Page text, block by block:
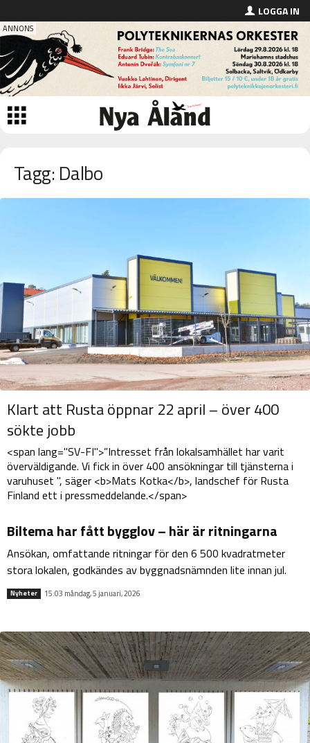
LOGGA IN
Tagg: Dalbo
Klart att Rusta öppnar 22 april – över 400
sökte jobb
<span lang="SV-FI">”Intresset från lokalsamhället har varit
överväldigande. Vi fick in över 400 ansökningar till tjänsterna i
varuhuset ", säger <b>Mats Kotka</b>, landschef för Rusta
Finland ett i pressmeddelande.</span>
Biltema har fått bygglov – här är ritningarna
Ansökan, omfattande ritningar för den 6 500 kvadratmeter
stora lokalen, godkändes av byggnadsnämnden lite innan jul.
Nyheter 15:03 måndag, 5 januari, 2026